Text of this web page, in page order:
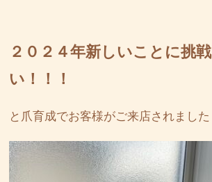
２０２４年新しいことに挑
い！！！
と爪育成でお客様がご来店されました